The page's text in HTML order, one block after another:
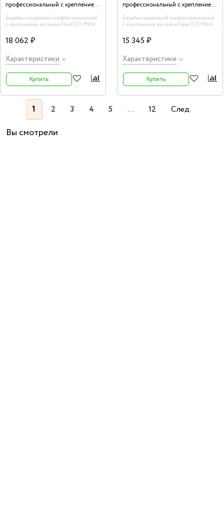
профессиональный с креплением
на плечи Fleet FLT-MBH-2614
Барабан маршевый профессиональный
с креплением на плечи Fleet FLT-MBH-
Барабанные палочки в комплекте.
18 062 ₽
Характеристики
Купить
профессиональный с креплением
на плечи Fleet FLT-MBH-2214
Барабан маршевый профессиональный
с креплением на плечи Fleet FLT-MBH-
плечи в комплекте.
15 345 ₽
Характеристики
Купить
1 2 3 4 5 ... 12 След.
Вы смотрели